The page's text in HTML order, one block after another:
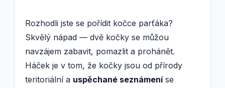
Rozhodli jste se pořídit kočce parťáka?
Skvělý nápad — dvě kočky se můžou
navzájem zabavit, pomazlit a prohánět.
Háček je v tom, že kočky jsou od přírody
teritoriální a uspěchané seznámeníse